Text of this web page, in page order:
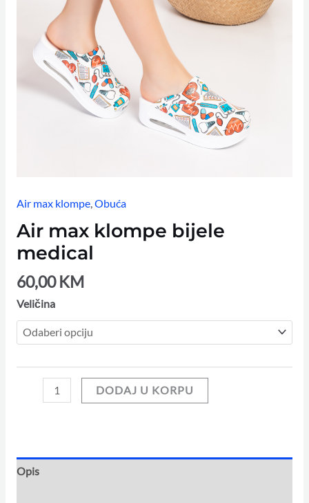
Air max klompe,Obuća
Air max klompe bijele
medical
60,00KM
Veličina
DODAJ U KORPU
Opis